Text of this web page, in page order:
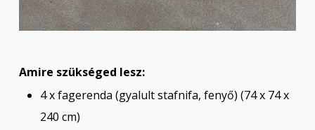
Amire szükséged lesz:
4 x fagerenda (gyalult stafnifa, fenyő) (74 x 74 x
240 cm)